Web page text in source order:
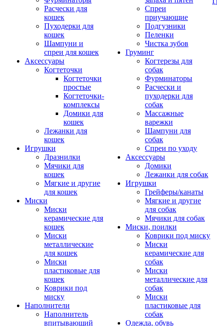
Расчески для
кошек
Пуходерки для
кошек
Шампуни и
спреи для кошек
Аксессуары
Когтеточки
Когтеточки
простые
Когтеточки-
комплексы
Домики для
кошек
Лежанки для
кошек
Игрушки
Дразнилки
Мячики для
кошек
Мягкие и другие
для кошек
Миски
Миски
керамические для
кошек
Миски
металлические
для кошек
Миски
пластиковые для
кошек
Коврики под
миску
Наполнители
Наполнитель
впитывающий
Спреи
приучающие
Подгузники
Пеленки
Чистка зубов
Груминг
Когтерезы для
собак
Фурминаторы
Расчески и
пуходерки для
собак
Массажные
варежки
Шампуни для
собак
Спреи по уходу
Аксессуары
Домики
Лежанки для собак
Игрушки
Грейферы/канаты
Мягкие и другие
для собак
Мячики для собак
Миски, поилки
Коврики под миску
Миски
керамические для
собак
Миски
металлические для
собак
Миски
пластиковые для
собак
Одежда, обувь